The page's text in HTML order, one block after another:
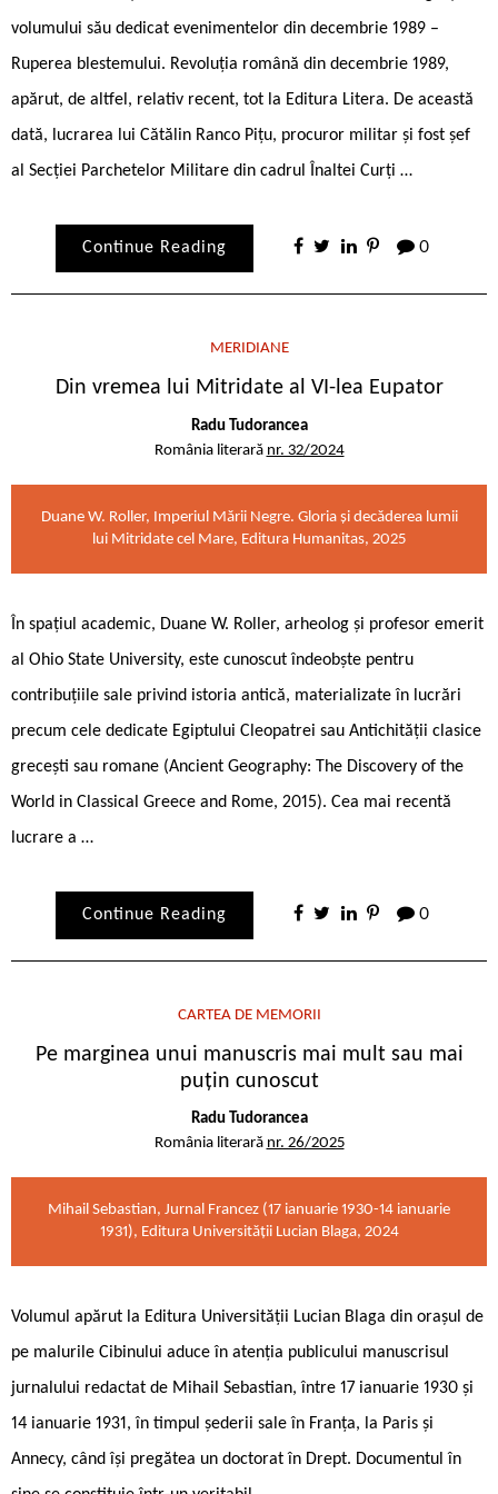
volumului său dedicat evenimentelor din decembrie 1989 –
Ruperea blestemului. Revoluția română din decembrie 1989,
apărut, de altfel, relativ recent, tot la Editura Litera. De această
dată, lucrarea lui Cătălin Ranco Pițu, procuror militar și fost șef
al Secției Parchetelor Militare din cadrul Înaltei Curți …
Continue Reading 0
MERIDIANE
Din vremea lui Mitridate al VI-lea Eupator
Radu Tudorancea
România literară nr. 32/2024
Duane W. Roller, Imperiul Mării Negre. Gloria și decăderea lumii
lui Mitridate cel Mare, Editura Humanitas, 2025
În spațiul academic, Duane W. Roller, arheolog și profesor emerit
al Ohio State University, este cunoscut îndeobște pentru
contribuțiile sale privind istoria antică, materializate în lucrări
precum cele dedicate Egiptului Cleopatrei sau Antichității clasice
grecești sau romane (Ancient Geography: The Discovery of the
World in Classical Greece and Rome, 2015). Cea mai recentă
lucrare a …
Continue Reading 0
CARTEA DE MEMORII
Pe marginea unui manuscris mai mult sau mai
puțin cunoscut
Radu Tudorancea
România literară nr. 26/2025
Mihail Sebastian, Jurnal Francez (17 ianuarie 1930-14 ianuarie
1931), Editura Universității Lucian Blaga, 2024
Volumul apărut la Editura Universității Lucian Blaga din orașul de
pe malurile Cibinului aduce în atenția publicului manuscrisul
jurnalului redactat de Mihail Sebastian, între 17 ianuarie 1930 și
14 ianuarie 1931, în timpul șederii sale în Franța, la Paris și
Annecy, când își pregătea un doctorat în Drept. Documentul în